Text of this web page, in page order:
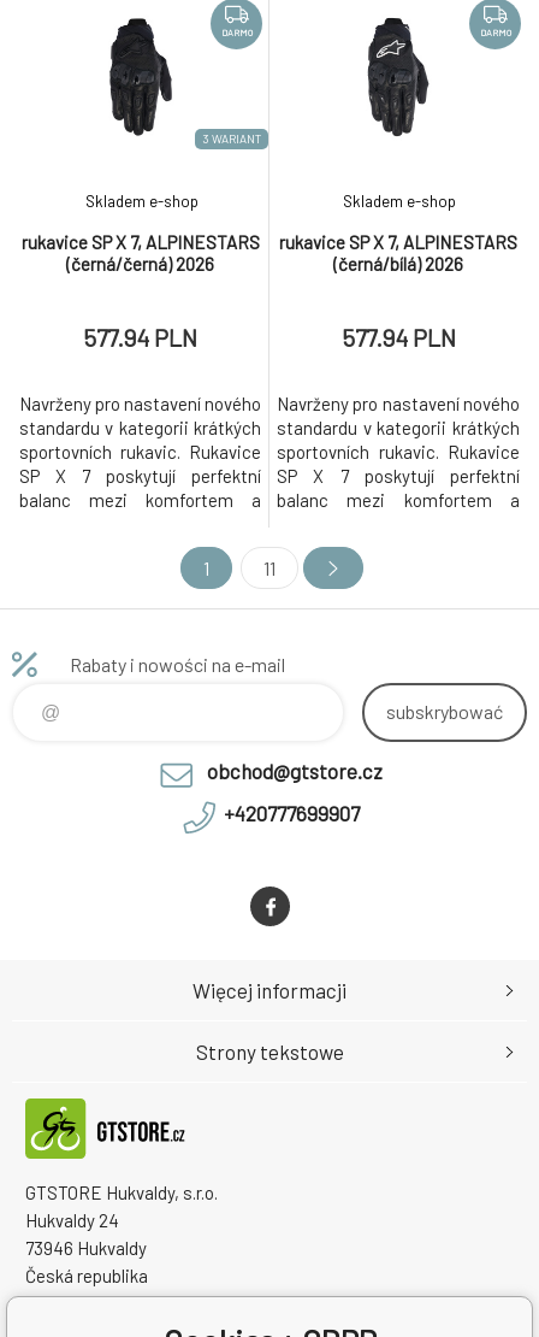
kůže pro zajištění vynikající
odolnosti proti oděru. Dlouhá,
strečová manžeta s obsahem
aramidových vláken vychází ze
zkušenosti s využitím pok
kůže pro zajištění vynikající
odolnosti proti oděru. Dlouhá,
strečová manžeta s obsahem
aramidových vláken vychází ze
zkušenosti s využitím pok
3 WARIANT
DARMO
rukavice SP X 7, ALPINESTARS
(černá/černá) 2026
Skladem e-shop
577.94 PLN
Navrženy pro nastavení nového
standardu v kategorii krátkých
sportovních rukavic. Rukavice
SP X 7 poskytují perfektní
balanc mezi komfortem a
zápěstí z TPU plastu s dvojí
hustotou materiálu pro
zajištění maximální absorpce
zamezuje kumulaci materiálu a
DARMO
rukavice SP X 7, ALPINESTARS
(černá/bílá) 2026
Skladem e-shop
577.94 PLN
Navrženy pro nastavení nového
standardu v kategorii krátkých
sportovních rukavic. Rukavice
SP X 7 poskytují perfektní
balanc mezi komfortem a
zápěstí z TPU plastu s dvojí
hustotou materiálu pro
zajištění maximální absorpce
zamezuje kumulaci materiálu a
1 11
Rabaty i nowości na e-mail
subskrybować
obchod@gtstore.cz
+420777699907
GTSTORE Hukvaldy, s.r.o.
Hukvaldy 24
73946 Hukvaldy
Česká republika
Numer identyfikacyjny firmy: 22259848
Więcej informacji
Strony tekstowe